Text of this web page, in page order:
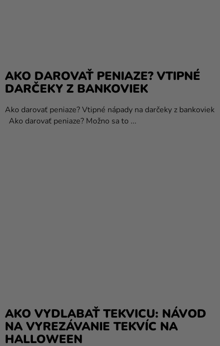
AKO DAROVAŤ PENIAZE? VTIPNÉ
DARČEKY Z BANKOVIEK
Ako darovať peniaze? Vtipné nápady na darčeky z bankoviek
Ako darovať peniaze? Možno sa to ...
AKO VYDLABAŤ TEKVICU: NÁVOD
NA VYREZÁVANIE TEKVÍC NA
HALLOWEEN